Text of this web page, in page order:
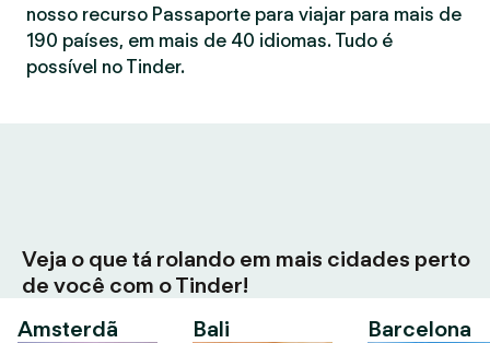
nosso recurso Passaporte para viajar para mais de
190 países, em mais de 40 idiomas. Tudo é
possível no Tinder.
Veja o que tá rolando em mais cidades perto
de você com o Tinder!
Amsterdã
Bali Barcelona